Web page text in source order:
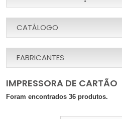
CATÁLOGO
FABRICANTES
IMPRESSORA DE CARTÃO
Foram encontrados 36 produtos.